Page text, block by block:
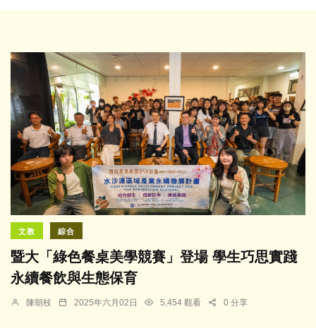
文教 綜合
暨大「綠色餐桌美學競賽」登場 學生巧思實踐
永續餐飲與生態保育
陳朝枝 2025年六月02日 5,454 觀看 0 分享